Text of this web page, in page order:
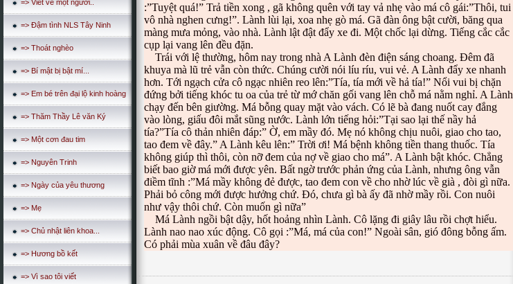
=> Viết về một người..
=> Đậm tình NLS Tây Ninh
=> Thoát nghèo
=> Bí mật bị bật mí...
=> Em bé trên đại lộ kinh hoàng
=> Thăm Thầy Lê văn Ký
=> Một cơn đau tim
=> Nguyên Trinh
=> Ngày của yêu thương
=> Mẹ
=> Chủ nhật liên khoa...
=> Hương bồ kết
=> Vì sao tôi viết
:”Tuyệt quá!” Trả tiền xong , gã không quên với tay vả nhẹ vào má cô gái:”Thôi, tui
vô nhà nghen cưng!”. Lành lùi lại, xoa nhẹ gò má. Gã đàn ông bật cười, băng qua
màng mưa mỏng, vào nhà. Lành lật đật đẩy xe đi. Một chốc lại dừng. Tiếng cắc cắc
cụp lại vang lên đều đặn.
Trái với lệ thường, hôm nay trong nhà A Lành đèn điện sáng choang. Đêm đã
khuya mà lũ trẻ vẫn còn thức. Chúng cười nói líu ríu, vui vẻ. A Lành đẩy xe nhanh
hơn. Tới ngạch cửa cô ngạc nhiên reo lên:”Tía, tía mới về hả tía!” Nổi vui bị chặn
đứng bởi tiếng khóc tu oa của trẻ từ mớ chăn gối vang lên chỗ má nằm nghỉ. A Lành
chạy đến bên giường. Má bỗng quay mặt vào vách. Có lẽ bà đang nuốt cay đắng
vào lòng, giấu đôi mắt sũng nước. Lành lớn tiếng hỏi:”Tại sao lại thế nầy hả
tía?”Tía cô thản nhiên đáp:” Ờ, em mầy đó. Mẹ nó không chịu nuôi, giao cho tao,
tao đem về đây.” A Lành kêu lên:” Trời ơi! Má bệnh không tiền thang thuốc. Tía
không giúp thì thôi, còn nỡ đem của nợ về giao cho má”. A Lành bật khóc. Chẳng
biết bao giờ má mới được yên. Bất ngờ trước phản ứng của Lành, nhưng ông vẫn
điềm tĩnh :”Má mầy không đẻ được, tao đem con về cho nhờ lúc về già , đòi gì nữa.
Phải bỏ công mới được hưởng chứ. Đó, chưa gì bà ấy đã nhờ mầy rồi. Con nuôi
như vậy thôi chứ. Còn muốn gì nữa”
Má Lành ngồi bật dậy, hốt hoảng nhìn Lành. Cô lặng đi giây lâu rồi chợt hiểu.
Lành nao nao xúc động. Cô gọi :”Má, má của con!” Ngoài sân, gió đông bỗng ấm.
Có phải mùa xuân về đâu đây?